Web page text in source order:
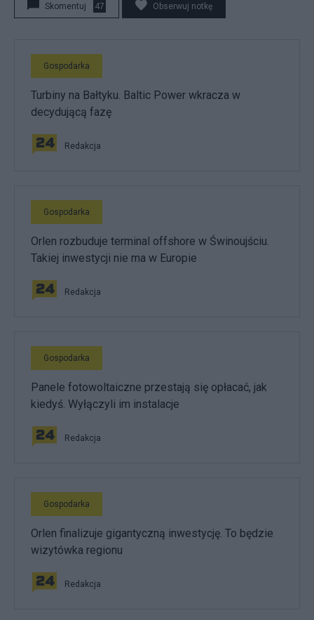
Skomentuj 47 Obserwuj notkę
Gospodarka
Turbiny na Bałtyku. Baltic Power wkracza w
decydującą fazę
Redakcja
Gospodarka
Orlen rozbuduje terminal offshore w Świnoujściu.
Takiej inwestycji nie ma w Europie
Redakcja
Gospodarka
Panele fotowoltaiczne przestają się opłacać, jak
kiedyś. Wyłączyli im instalacje
Redakcja
Gospodarka
Orlen finalizuje gigantyczną inwestycję. To będzie
wizytówka regionu
Redakcja